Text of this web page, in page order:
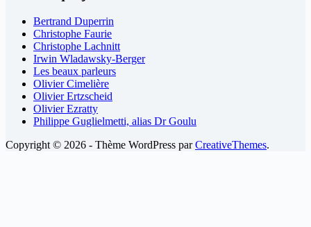
Bertrand Duperrin
Christophe Faurie
Christophe Lachnitt
Irwin Wladawsky-Berger
Les beaux parleurs
Olivier Cimelière
Olivier Ertzscheid
Olivier Ezratty
Philippe Guglielmetti, alias Dr Goulu
Copyright © 2026 - Thème WordPress parCreativeThemes.